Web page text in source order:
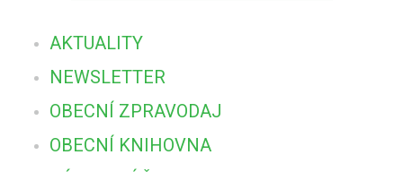
AKTUALITY
NEWSLETTER
OBECNÍ ZPRAVODAJ
OBECNÍ KNIHOVNA